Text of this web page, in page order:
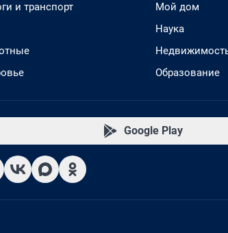
и транспорт
Мой дом
Наука
Образование
Google Play